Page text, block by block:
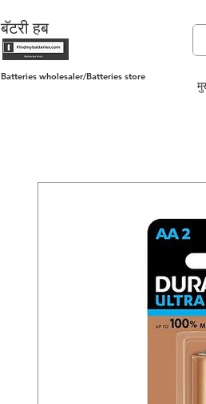
बॅटरी हब
Batteries wholesaler/Batteries store